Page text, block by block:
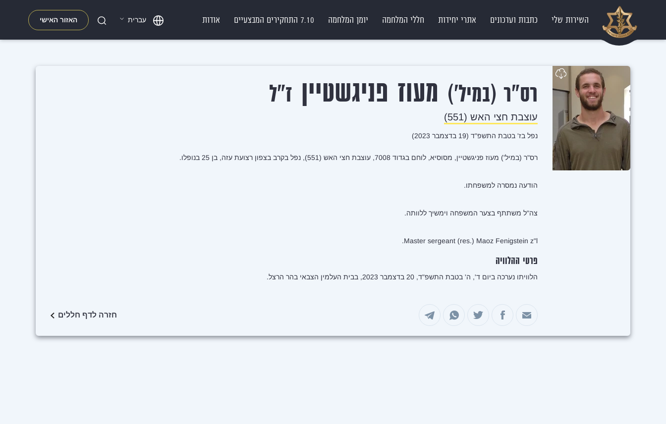
השירות שלי כתבות ועדכונים אתרי יחידות חללי המלחמה יומן המלחמה 7.10 התחקירים המבצעיים אודות חפשו
עברית האזור האישי
רס"ר (במיל') מעוז פניגשטיין ז"ל
עוצבת חצי האש (551)
נפל בז' בטבת התשפ"ד (19 בדצמבר 2023)
רס"ר (במיל') מעוז פניגשטיין, מסוסיא, לוחם בגדוד 7008, עוצבת חצי האש (551), נפל בקרב בצפון רצועת עזה, בן 25 בנופלו.
הודעה נמסרה למשפחתו.
צה"ל משתתף בצער המשפחה וימשיך ללוותה.
Master sergeant (res.) Maoz Fenigstein z"l.
פרטי ההלוויה
הלוויתו נערכה ביום ד', ה' בטבת התשפ"ד, 20 בדצמבר 2023, בבית העלמין הצבאי בהר הרצל.
שיתוף במיילשיתוף בפייסבוקשיתוף בטוויטרשיתוף בוואטסאפשיתוף בטלגרם חזרה לדף חללים